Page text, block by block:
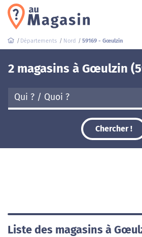
Départements Nord 59169 - Gœulzin
2 magasins à Gœulzin
Chercher !
Liste des magasins à